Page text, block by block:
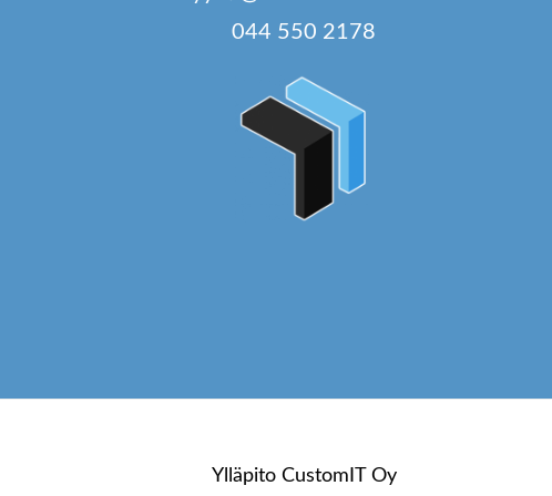
044 550 2178
Ylläpito CustomIT Oy